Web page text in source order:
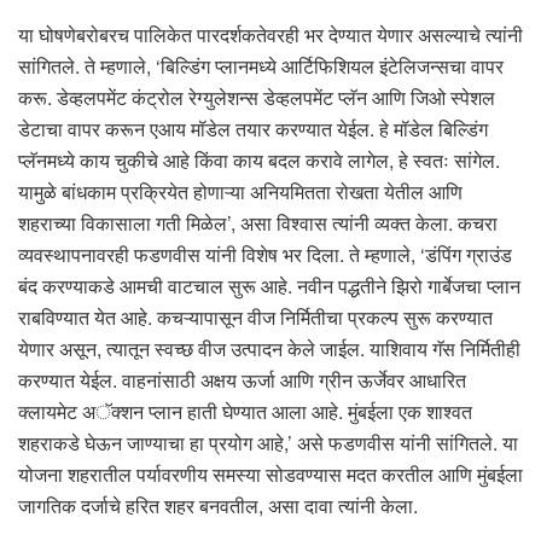
या घोषणेबरोबरच पालिकेत पारदर्शकतेवरही भर देण्यात येणार असल्याचे त्यांनी
सांगितले. ते म्हणाले, ‘बिल्डिंग प्लानमध्ये आर्टिफिशियल इंटेलिजन्सचा वापर
करू. डेव्हलपमेंट कंट्रोल रेग्युलेशन्स डेव्हलपमेंट प्लॅन आणि जिओ स्पेशल
डेटाचा वापर करून एआय मॉडेल तयार करण्यात येईल. हे मॉडेल बिल्डिंग
प्लॅनमध्ये काय चुकीचे आहे किंवा काय बदल करावे लागेल, हे स्वतः सांगेल.
यामुळे बांधकाम प्रक्रियेत होणाऱ्या अनियमितता रोखता येतील आणि
शहराच्या विकासाला गती मिळेल’, असा विश्वास त्यांनी व्यक्त केला. कचरा
व्यवस्थापनावरही फडणवीस यांनी विशेष भर दिला. ते म्हणाले, ‘डंपिंग ग्राउंड
बंद करण्याकडे आमची वाटचाल सुरू आहे. नवीन पद्धतीने झिरो गार्बेजचा प्लान
राबविण्यात येत आहे. कचऱ्यापासून वीज निर्मितीचा प्रकल्प सुरू करण्यात
येणार असून, त्यातून स्वच्छ वीज उत्पादन केले जाईल. याशिवाय गॅस निर्मितीही
करण्यात येईल. वाहनांसाठी अक्षय ऊर्जा आणि ग्रीन ऊर्जेवर आधारित
क्लायमेट अॅक्शन प्लान हाती घेण्यात आला आहे. मुंबईला एक शाश्वत
शहराकडे घेऊन जाण्याचा हा प्रयोग आहे,’ असे फडणवीस यांनी सांगितले. या
योजना शहरातील पर्यावरणीय समस्या सोडवण्यास मदत करतील आणि मुंबईला
जागतिक दर्जाचे हरित शहर बनवतील, असा दावा त्यांनी केला.